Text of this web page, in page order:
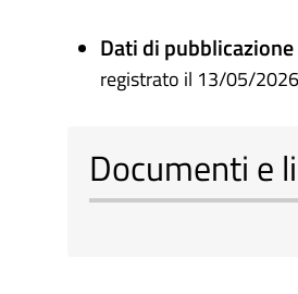
Dati di
registrato il 13/05/
Documenti e